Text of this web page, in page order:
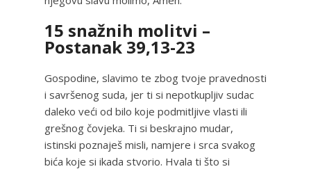
15 snažnih molitvi –
Postanak 39,13-23
Gospodine, slavimo te zbog tvoje pravednosti
i savršenog suda, jer ti si nepotkupljiv sudac
daleko veći od bilo koje podmitljive vlasti ili
grešnog čovjeka. Ti si beskrajno mudar,
istinski poznaješ misli, namjere i srca svakog
bića koje si ikada stvorio. Hvala ti što si